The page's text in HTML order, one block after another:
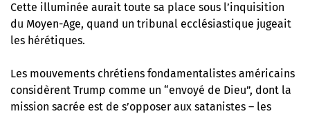
Cette illuminée aurait toute sa place sous l’inquisition
du Moyen-Age, quand un tribunal ecclésiastique jugeait
les hérétiques.
Les mouvements chrétiens fondamentalistes américains
considèrent Trump comme un “envoyé de Dieu”, dont la
mission sacrée est de s’opposer aux satanistes – les